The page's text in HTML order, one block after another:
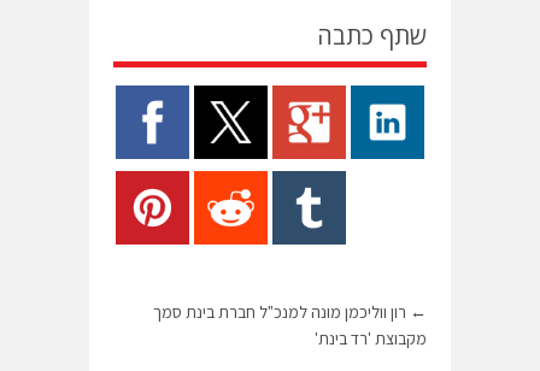
שתף כתבה
← רון ווליכמן מונה למנכ"ל חברת בינת סמך
מקבוצת 'רד בינת'